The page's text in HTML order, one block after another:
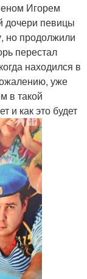
Игорем
дочери певицы
но продолжили
перестал
находился в
уже
в такой
и как это будет